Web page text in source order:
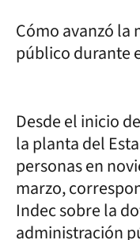
Cómo avanzó
público durante
Desde el inicio
la planta del
personas en
marzo,
Indec sobre la
administración